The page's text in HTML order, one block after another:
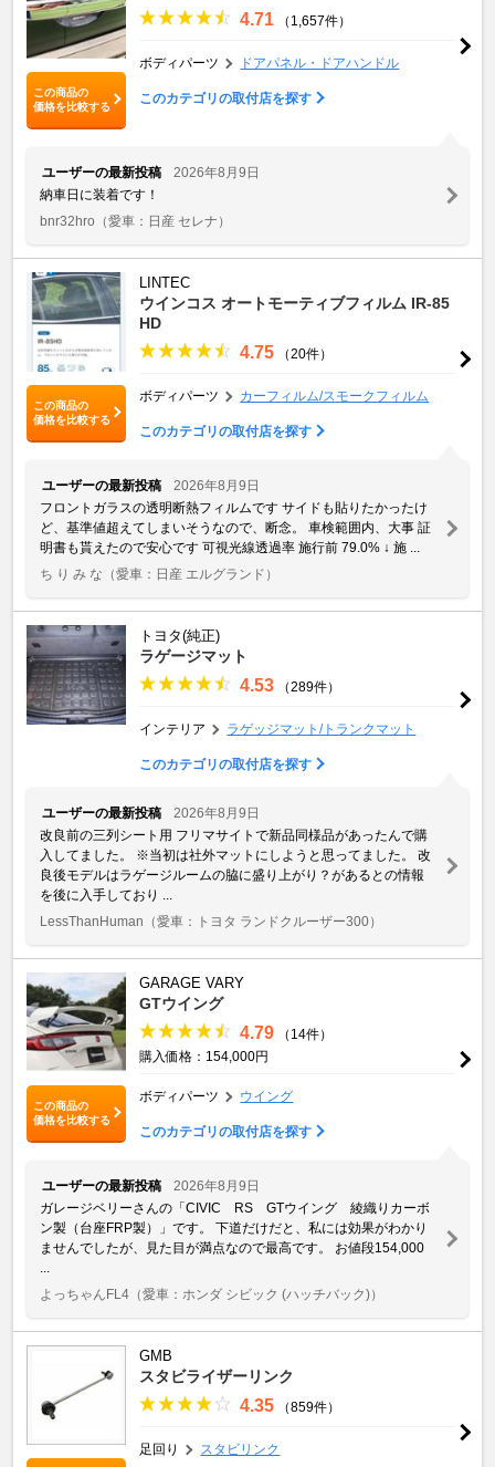
この商品の
価格を比較する
4.71 （1,657件）
ボディパーツ ドアパネル・ドアハンドル
このカテゴリの取付店を探す
ユーザーの最新投稿
2026年8月9日
納車日に装着です！
bnr32hro （愛車：日産 セレナ）
この商品の
価格を比較する
LINTEC
ウインコス オートモーティブフィルム IR-85
HD
4.75 （20件）
ボディパーツ カーフィルム/スモークフィルム
このカテゴリの取付店を探す
ユーザーの最新投稿
2026年8月9日
フロントガラスの透明断熱フィルムです サイドも貼りたかったけ
ど、基準値超えてしまいそうなので、断念。 車検範囲内、大事 証
明書も貰えたので安心です 可視光線透過率 施行前 79.0% ↓ 施 ...
ち り み な （愛車：日産 エルグランド）
トヨタ(純正)
ラゲージマット
4.53 （289件）
インテリア ラゲッジマット/トランクマット
このカテゴリの取付店を探す
ユーザーの最新投稿
2026年8月9日
改良前の三列シート用 フリマサイトで新品同様品があったんで購
入してました。 ※当初は社外マットにしようと思ってました。 改
良後モデルはラゲージルームの脇に盛り上がり？があるとの情報
を後に入手しており ...
LessThanHuman （愛車：トヨタ ランドクルーザー300）
この商品の
価格を比較する
GARAGE VARY
GTウイング
4.79
（14件）
購入価格：154,000円
ボディパーツ ウイング
このカテゴリの取付店を探す
ユーザーの最新投稿
2026年8月9日
ガレージベリーさんの「CIVIC RS GTウイング 綾織りカーボ
ン製（台座FRP製）」です。 下道だけだと、私には効果がわかり
ませんでしたが、見た目が満点なので最高です。 お値段154,000
よっちゃんFL4 （愛車：ホンダ シビック (ハッチバック)）
GMB
スタビライザーリンク
4.35 （859件）
足回り スタビリンク